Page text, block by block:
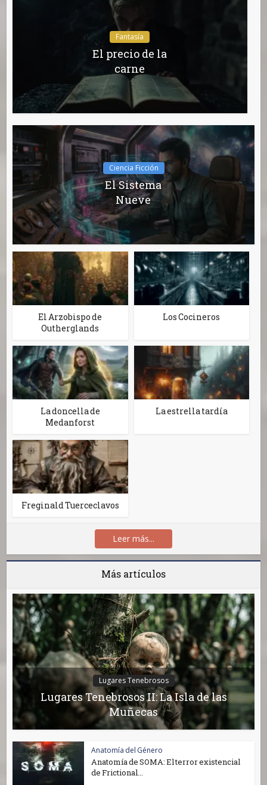
Fantasía
El precio de la
carne
Ciencia Ficción
El Sistema
Nueve
El Arzobispo de
Outherglands
Los Cocineros
La doncella de
Medanforst
La estrella tardía
Freginald Tuerceclavos
Leer más...
Más artículos
Lugares Tenebrosos
Lugares Tenebrosos II: La Isla de las
Muñecas
Anatomía del Género
Anatomía de SOMA: El terror existencial
de Frictional...